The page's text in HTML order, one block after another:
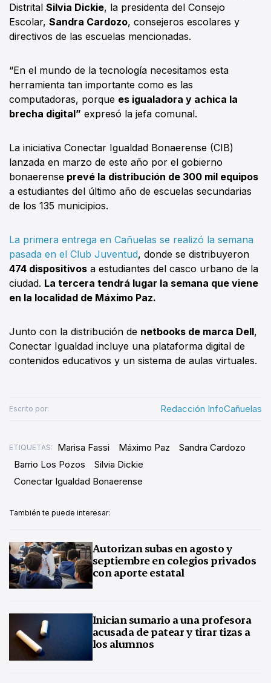
Distrital Silvia Dickie, la presidenta del Consejo
Escolar, Sandra Cardozo, consejeros escolares y
directivos de las escuelas mencionadas.
“En el mundo de la tecnología necesitamos esta
herramienta tan importante como es las
computadoras, porque es igualadora y achica la
brecha digital” expresó la jefa comunal.
La iniciativa Conectar Igualdad Bonaerense (CIB)
lanzada en marzo de este año por el gobierno
bonaerense prevé la distribución de 300 mil equipos
a estudiantes del último año de escuelas secundarias
de los 135 municipios.
La primera entrega en Cañuelas se realizó la semana
pasada en el Club Juventud, donde se distribuyeron
474 dispositivos a estudiantes del casco urbano de la
ciudad. La tercera tendrá lugar la semana que viene
en la localidad de Máximo Paz.
Junto con la distribución de netbooks de marca Dell,
Conectar Igualdad incluye una plataforma digital de
contenidos educativos y un sistema de aulas virtuales.
Escrito por: Redacción InfoCañuelas
ETIQUETAS: Marisa Fassi Máximo Paz
Sandra Cardozo
Barrio Los Pozos
Silvia Dickie
Conectar Igualdad Bonaerense
También te puede interesar:
Autorizan subas en agosto y
septiembre en colegios privados
con aporte estatal
Inician sumario a una profesora
acusada de patear y tirar tizas a
los alumnos